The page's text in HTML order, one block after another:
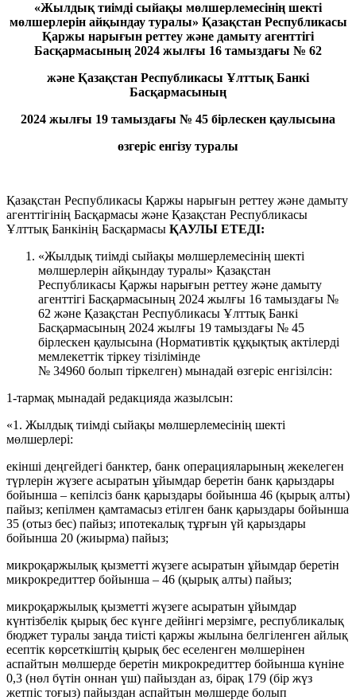
«Жылдық тиімді сыйақы мөлшерлемесінің шекті
мөлшерлерін айқындау туралы» Қазақстан Республикасы
Қаржы нарығын реттеу және дамыту агенттігі
Басқармасының 2024 жылғы 16 тамыздағы № 62
және Қазақстан Республикасы Ұлттық Банкі
Басқармасының
2024 жылғы 19 тамыздағы № 45 бірлескен қаулысына
өзгеріс енгізу туралы
Қазақстан Республикасы Қаржы нарығын реттеу және дамыту
агенттігінің Басқармасы және Қазақстан Республикасы
Ұлттық Банкінің Басқармасы ҚАУЛЫ ЕТЕДІ:
«Жылдық тиімді сыйақы мөлшерлемесінің шекті
мөлшерлерін айқындау туралы» Қазақстан
Республикасы Қаржы нарығын реттеу және дамыту
агенттігі Басқармасының 2024 жылғы 16 тамыздағы №
62 және Қазақстан Республикасы Ұлттық Банкі
Басқармасының 2024 жылғы 19 тамыздағы № 45
бірлескен қаулысына (Нормативтік құқықтық актілерді
мемлекеттік тіркеу тізілімінде
№ 34960 болып тіркелген) мынадай өзгеріс енгізілсін:
1-тармақ мынадай редакцияда жазылсын:
«1. Жылдық тиімді сыйақы мөлшерлемесінің шекті
мөлшерлері:
екінші деңгейдегі банктер, банк операцияларының жекелеген
түрлерін жүзеге асыратын ұйымдар беретін банк қарыздары
бойынша – кепілсіз банк қарыздары бойынша 46 (қырық алты)
пайыз; кепілмен қамтамасыз етілген банк қарыздары бойынша
35 (отыз бес) пайыз; ипотекалық тұрғын үй қарыздары
бойынша 20 (жиырма) пайыз;
микроқаржылық қызметті жүзеге асыратын ұйымдар беретін
микрокредиттер бойынша – 46 (қырық алты) пайыз;
микроқаржылық қызметті жүзеге асыратын ұйымдар
күнтізбелік қырық бес күнге дейінгі мерзімге, республикалық
бюджет туралы заңда тиісті қаржы жылына белгіленген айлық
есептік көрсеткіштің қырық бес еселенген мөлшерінен
аспайтын мөлшерде беретін микрокредиттер бойынша күніне
0,3 (нөл бүтін оннан үш) пайыздан аз, бірақ 179 (бір жүз
жетпіс тоғыз) пайыздан аспайтын мөлшерде болып